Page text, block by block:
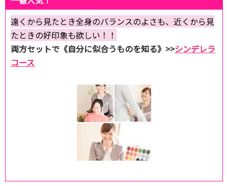
遠くから見たとき全身のバランスのよさも、近くから見
たときの好印象も欲しい！！
両方セットで《自分に似合うものを知る》>>シンデレラ
コース